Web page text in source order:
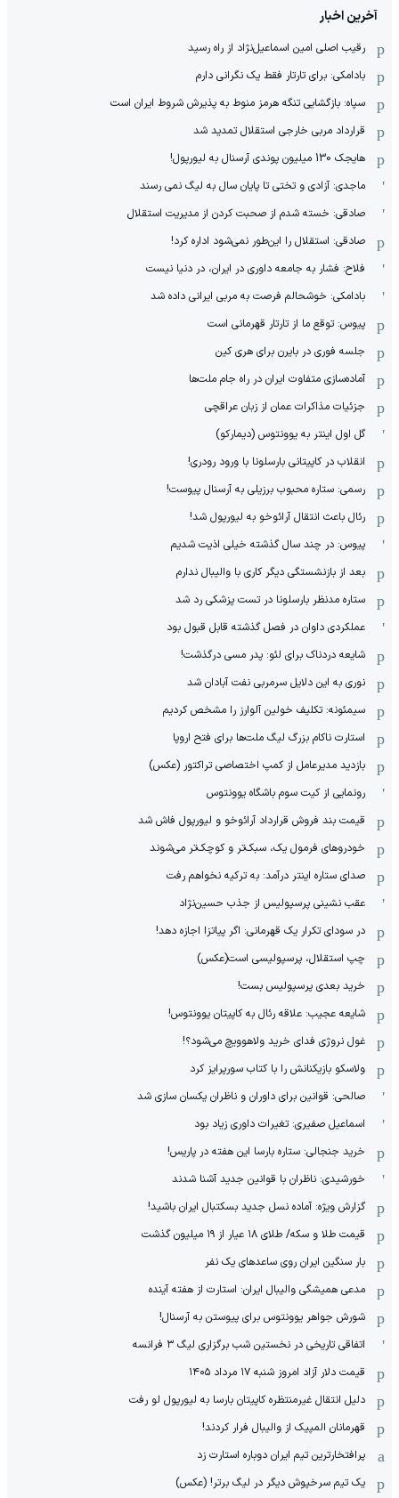
آخرین اخبار
رقیب اصلی امین اسماعیل‌نژاد از راه رسید
بادامکی: برای تارتار فقط یک نگرانی دارم
سپاه: بازگشایی تنگه هرمز منوط به پذیرش شروط ایران است
قرارداد مربی خارجی استقلال تمدید شد
هایجک 130 میلیون پوندی آرسنال به لیورپول!
ماجدی: آزادی و تختی تا پایان سال به لیگ نمی رسند
صادقی: خسته شدم از صحبت کردن از مدیریت استقلال
صادقی: استقلال را این‌طور نمی‌شود اداره کرد!
فلاح: فشار به جامعه داوری در ایران، در دنیا نیست
بادامکی: خوشحالم فرصت به مربی ایرانی داده شد
پیوس: توقع ما از تارتار قهرمانی است
جلسه فوری در بایرن برای هری کین
آماده‌سازی متفاوت ایران در راه جام ملت‌ها
جزئیات مذاکرات عمان از زبان عراقچی
گل اول اینتر به یوونتوس (دیمارکو)
انقلاب در کاپیتانی بارسلونا با ورود رودری!
رسمی: ستاره محبوب برزیلی به آرسنال پیوست!
رئال باعث انتقال آرائوخو به لیورپول شد!
پیوس: در چند سال گذشته خیلی اذیت شدیم
بعد از بازنشستگی دیگر کاری با والیبال ندارم
ستاره مدنظر بارسلونا در تست پزشکی رد شد
عملکردی داوان در فصل گذشته قابل قبول بود
شایعه دردناک برای لئو: پدر مسی درگذشت!
نوری به این دلایل سرمربی نفت آبادان شد
سیمئونه: تکلیف خولین آلوارز را مشخص کردیم
استارت ناکام بزرگ لیگ ملت‌ها برای فتح اروپا
بازدید مدیرعامل از کمپ اختصاصی تراکتور (عکس)
رونمایی از کیت سوم باشگاه یوونتوس
قیمت بند فروش قرارداد آرائوخو و لیورپول فاش شد
خودروهای فرمول یک، سبک‌تر و کوچک‌تر می‌شوند
صدای ستاره اینتر درآمد: به ترکیه نخواهم رفت
عقب نشینی پرسپولیس از جذب حسین‌نژاد
در سودای تکرار یک قهرمانی: اگر پیاتزا اجازه دهد!
چپ استقلال، پرسپولیسی است(عکس)
خرید بعدی پرسپولیس بست!
شایعه عجیب: علاقه رئال به کاپیتان یوونتوس!
غول نروژی فدای خرید ولاهوویچ می‌شود؟!
ولاسکو بازیکنانش را با کتاب سورپرایز کرد
صالحی: قوانین برای داوران و ناظران یکسان سازی شد
اسماعیل صفیری: تغیرات داوری زیاد بود
خرید جنجالی: ستاره بارسا این هفته در پاریس!
خورشیدی: ناظران با قوانین جدید آشنا شدند
گزارش ویژه‌: آماده نسل جدید بسکتبال ایران باشید!
قیمت طلا و سکه/ طلای ۱۸ عیار از ۱۹ میلیون گذشت
بار سنگین ایران روی ساعدهای یک نفر
مدعی همیشگی والیبال ایران: استارت از هفته آینده
شورش جواهر یوونتوس برای پیوستن به آرسنال!
اتفاقی تاریخی در نخستین شب برگزاری لیگ ۳ فرانسه
قیمت دلار آزاد امروز شنبه ۱۷ مرداد ۱۴۰۵
دلیل انتقال غیرمنتظره کاپیتان بارسا به لیورپول لو رفت
قهرمانان المپیک از والیبال فرار کردند!
پرافتخارترین تیم ایران دوباره استارت زد
یک تیم سرخپوش دیگر در لیگ برتر! (عکس)